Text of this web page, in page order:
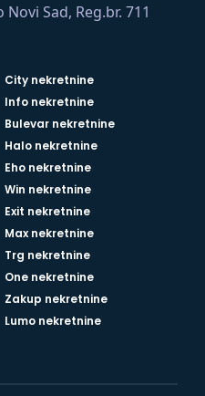
Sad, Reg.br. 711
City nekretnine
Info nekretnine
Bulevar nekretnine
Halo nekretnine
Eho nekretnine
Win nekretnine
Exit nekretnine
Max nekretnine
Trg nekretnine
One nekretnine
Zakup nekretnine
Lumo nekretnine